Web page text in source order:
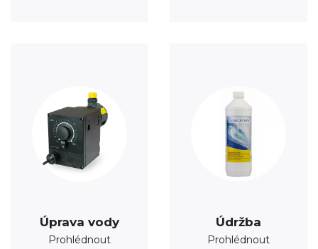
Úprava vody
Prohlédnout
Údržba
Prohlédnout